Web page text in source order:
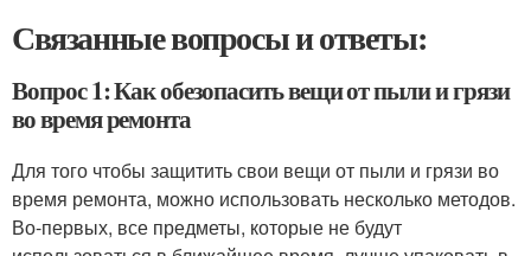
Связанные вопросы и ответы:
Вопрос 1: Как обезопасить вещи от пыли и грязи
во время ремонта
Для того чтобы защитить свои вещи от пыли и грязи во
время ремонта, можно использовать несколько методов.
Во-первых, все предметы, которые не будут